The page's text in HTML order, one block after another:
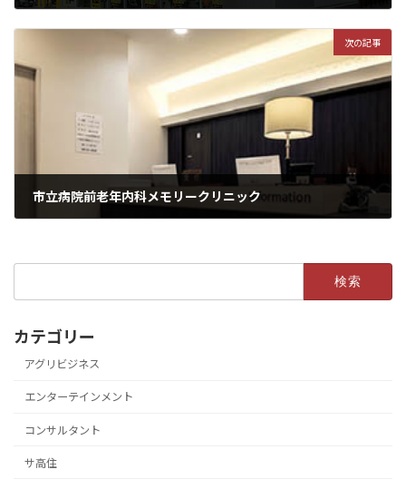
次の記事
市立病院前老年内科メモリークリニック
カテゴリー
アグリビジネス
エンターテインメント
コンサルタント
サ高住